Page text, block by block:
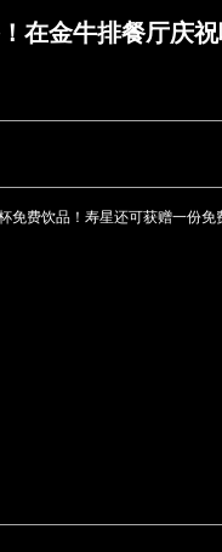
在金牛排餐厅庆祝
免费饮品！寿星还可获赠一份